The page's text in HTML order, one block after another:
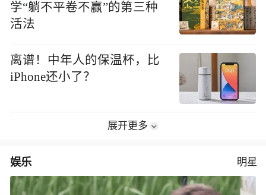
学“躺不平卷不赢”的第三种
活法
离谱！中年人的保温杯，比
iPhone还小了？
展开更多
娱乐 明星